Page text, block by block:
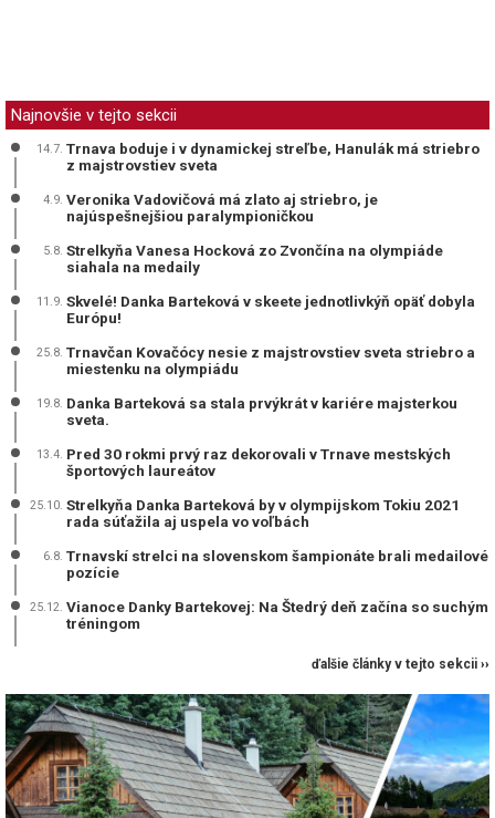
Najnovšie v tejto sekcii
14.7. Trnava boduje i v dynamickej streľbe, Hanulák má striebro
z majstrovstiev sveta
4.9. Veronika Vadovičová má zlato aj striebro, je
najúspešnejšiou paralympioničkou
5.8. Strelkyňa Vanesa Hocková zo Zvončína na olympiáde
siahala na medaily
11.9. Skvelé! Danka Barteková v skeete jednotlivkýň opäť dobyla
Európu!
25.8. Trnavčan Kovačócy nesie z majstrovstiev sveta striebro a
miestenku na olympiádu
19.8. Danka Barteková sa stala prvýkrát v kariére majsterkou
sveta.
13.4. Pred 30 rokmi prvý raz dekorovali v Trnave mestských
športových laureátov
25.10. Strelkyňa Danka Barteková by v olympijskom Tokiu 2021
rada súťažila aj uspela vo voľbách
6.8. Trnavskí strelci na slovenskom šampionáte brali medailové
pozície
25.12. Vianoce Danky Bartekovej: Na Štedrý deň začína so suchým
tréningom
ďalšie články v tejto sekcii ››